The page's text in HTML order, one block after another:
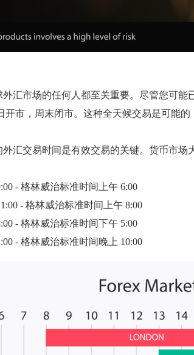
汇市场的任何人都至关重要。尽管您可能
开市，周末闭市。这种全天候交易是可能
汇交易时间是有效交易的关键。货币市
- 格林威治标准时间上午 6:00
- 格林威治标准时间上午 8:00
- 格林威治标准时间下午 5:00
- 格林威治标准时间晚上 10:00